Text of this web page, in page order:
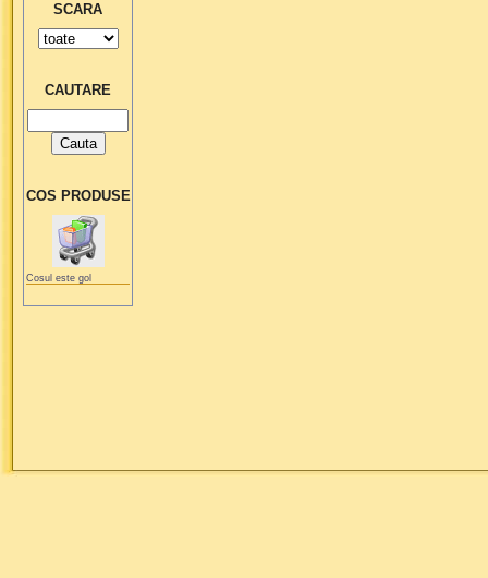
SCARA
CAUTARE
COS PRODUSE
Cosul este gol